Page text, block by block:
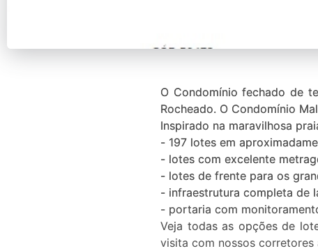
O Condomínio fechado de
Rocheado. O Condomínio
Inspirado na maravilhosa
- 197 lotes em
- lotes com excelente
- lotes de frente para os
- infraestrutura completa de
- portaria com
Veja todas as opções de
visita com nossos corretores